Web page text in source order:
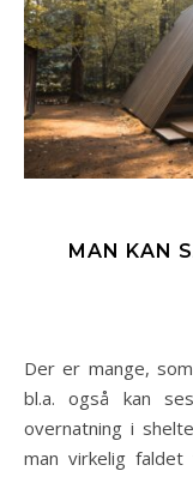
MAN KAN
Der er mange, som elsker at være ude i naturen, hvilket
bl.a. også kan
overnatning i
man virkelig